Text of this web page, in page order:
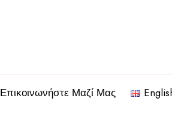
Επικοινωνήστε Μαζί Μας